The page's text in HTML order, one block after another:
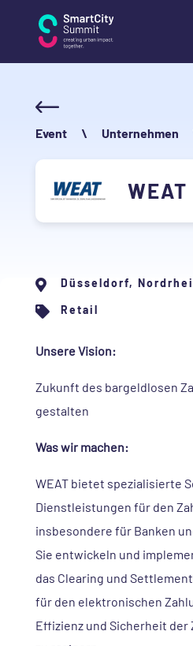
Event \ Unternehmen
WEAT
 Düsseldorf,
 Retail
Unsere Vision:
Zukunft des bargeldlosen
gestalten
Was wir machen:
WEAT bietet spezialisierte
Dienstleistungen für den
insbesondere für Banken
Sie entwickeln und
das Clearing und
für den elektronischen
Effizienz und Sicherheit der